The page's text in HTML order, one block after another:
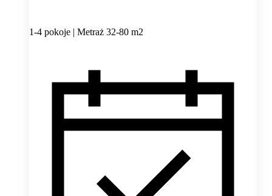
1-4 pokoje | Metraż 32-80 m2